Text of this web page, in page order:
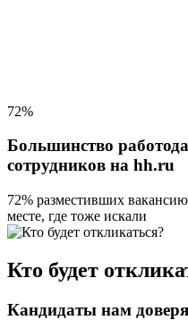
72%
Большинство
сотрудников на hh.ru
72% разместивших вакансию
месте, где тоже искали
Кто будет
Кандидаты нам